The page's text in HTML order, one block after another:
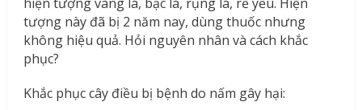
tượng này đã bị 2 năm nay, dùng thuốc nhưng
không hiệu quả. Hỏi nguyên nhân và cách khắc
phục?
Khắc phục cây điều bị bệnh do nấm gây hại: